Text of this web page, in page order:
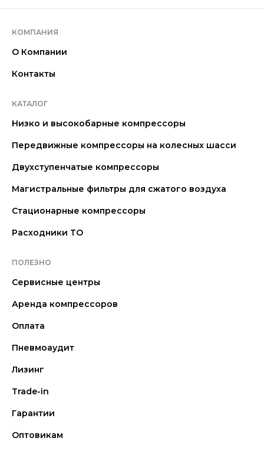
КОМПАНИЯ
О Компании
Контакты
КАТАЛОГ
Низко и высокобарные компрессоры
Передвижные компрессоры на колесных шасси
Двухступенчатые компрессоры
Магистральные фильтры для сжатого воздуха
Стационарные компрессоры
Расходники ТО
ПОЛЕЗНО
Сервисные центры
Аренда компрессоров
Оплата
Пневмоаудит
Лизинг
Trade-in
Гарантии
Оптовикам